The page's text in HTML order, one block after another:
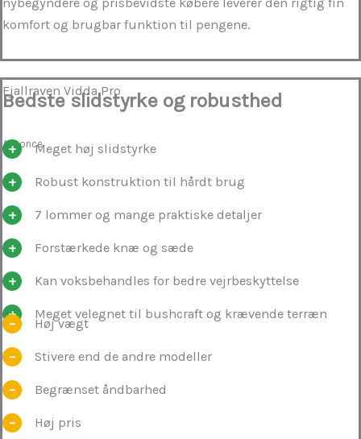
nybegyndere og prisbevidste købere leverer den rigtig fin
komfort og brugbar funktion til pengene.
Fjallraven Vidda Pro
Bedste slidstyrke og robusthed
AnnonceMeget høj slidstyrke
Robust konstruktion til hårdt brug
7 lommer og mange praktiske detaljer
Forstærkede knæ og sæde
Kan voksbehandles for bedre vejrbeskyttelse
Meget velegnet til bushcraft og krævende terræn
Høj vægt
Stivere end de andre modeller
Begrænset åndbarhed
Høj pris